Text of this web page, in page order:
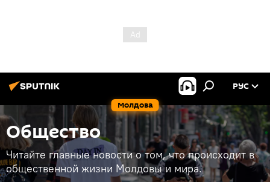
Молдова
РУС
Общество
Читайте главные новости о том, что происходит в
общественной жизни Молдовы и мира.